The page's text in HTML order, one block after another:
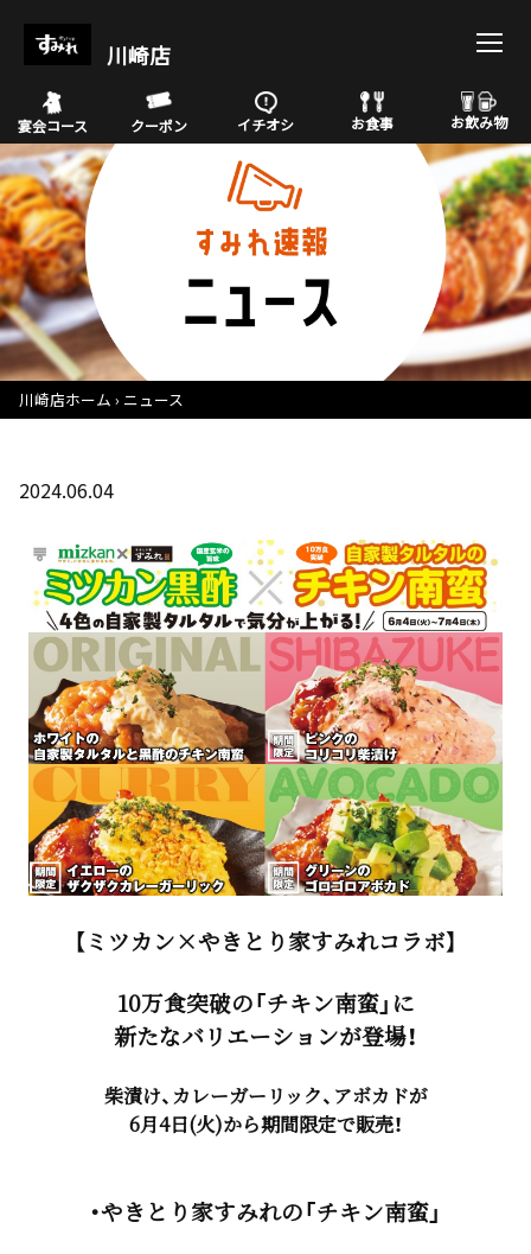
川崎店
宴会コース クーポン イチオシ お食事 お飲み物
川崎店ホーム ニュース
2024.06.04
【ミツカン×やきとり家すみれコラボ】
10万食突破の「チキン南蛮」に
新たなバリエーションが登場！
柴漬け、カレーガーリック、アボカドが
6月4日(火)から期間限定で販売！
・やきとり家すみれの「チキン南蛮」